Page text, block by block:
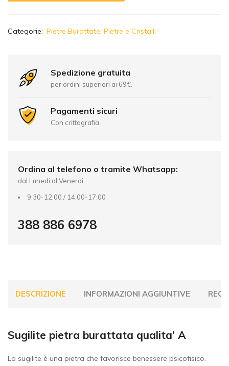
lCategorie: Pietre Burattate, Pietre e Cristalli
Spedizione gratuita
per ordini superiori ai 69€.
Pagamenti sicuri
Con crittografia
Ordina al telefono o tramite Whatsapp:
dal Lunedi al Venerdi:
9:30-12.00 / 14.00-17:00
388 886 6978
DESCRIZIONE INFORMAZIONI AGGIUNTIVE
Sugilite pietra burattata qualita’ A
La sugilite è una pietra che favorisce benessere psicofisico.